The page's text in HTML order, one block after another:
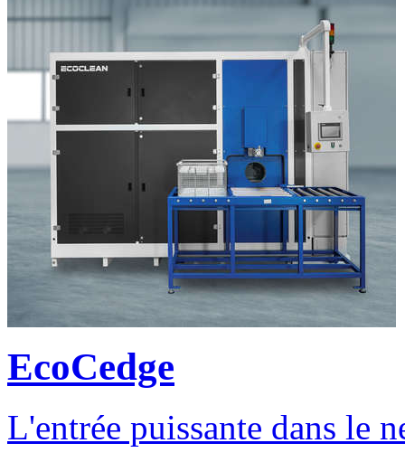
EcoCedge
L'entrée puissante dans le